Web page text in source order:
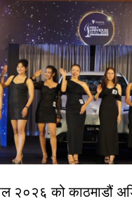
२०२६ को काठमाडौं